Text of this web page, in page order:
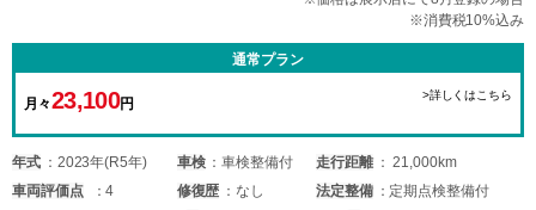
※消費税10%込み
通常プラン
月々23,100円
>詳しくはこちら
年式 2023年(R5年) 車検 車検整備付 走行距離
21,000km
車両評価点 4 修復歴 なし 法定整備
定期点検整備付